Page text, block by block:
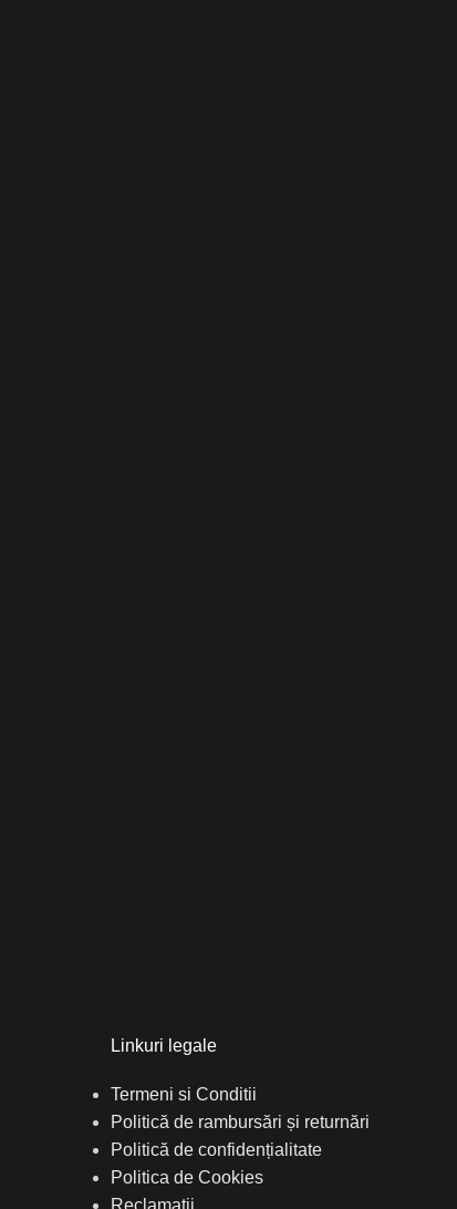
Linkuri legale
Termeni si Conditii
Politică de rambursări și returnări
Politică de confidențialitate
Politica de Cookies